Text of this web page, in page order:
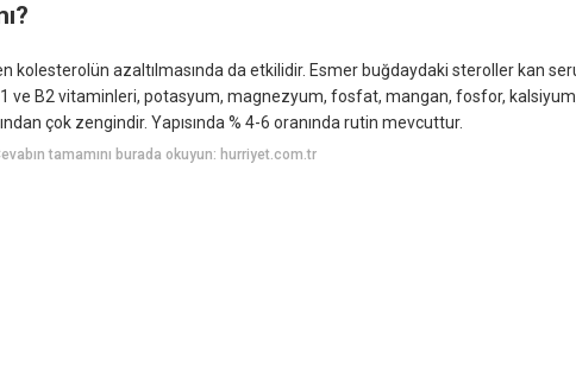
kolesterolün azaltılmasında da etkilidir. Esmer buğdaydaki steroller kan
ve B2 vitaminleri, potasyum, magnezyum, fosfat, mangan, fosfor,
çok zengindir. Yapısında % 4-6 oranında rutin mevcuttur.
tamamını burada okuyun: hurriyet.com.tr